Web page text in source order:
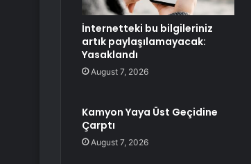
İnternetteki bu bilgileriniz
artık paylaşılamayacak:
Yasaklandı
August 7, 2026
Kamyon Yaya Üst Geçidine
Çarptı
August 7, 2026